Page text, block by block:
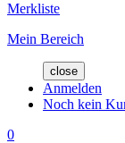
Merkliste
Mein Bereich
close
Anmelden
Noch kein
0